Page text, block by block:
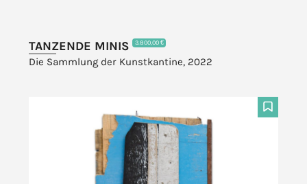
TANZENDE MINIS 3.800,00 €
Die Sammlung der Kunstkantine, 2022
F